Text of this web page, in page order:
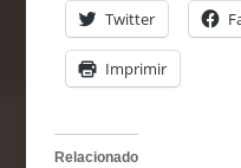
Twitter
Imprimir
Relacionado